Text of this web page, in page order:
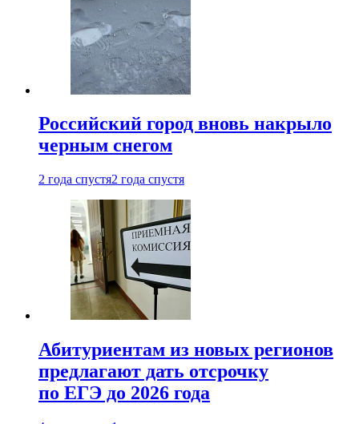
Российский город вновь накрыло
черным снегом
2 года спустя2 года спустя
Абитуриентам из новых регионов
предлагают дать отсрочку
по ЕГЭ до 2026 года